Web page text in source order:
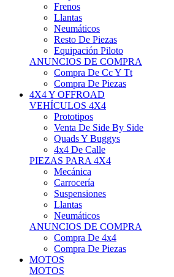
Llantas
Neumáticos
Resto De Piezas
Equipación Piloto
ANUNCIOS DE COMPRA
Compra De Cc Y Tt
Compra De Piezas
4X4 Y OFFROAD
VEHÍCULOS 4X4
Prototipos
Venta De Side By Side
Quads Y Buggys
4x4 De Calle
PIEZAS PARA 4X4
Mecánica
Carrocería
Suspensiones
Llantas
Neumáticos
ANUNCIOS DE COMPRA
Compra De 4x4
Compra De Piezas
MOTOS
MOTOS
Motos De Circuito